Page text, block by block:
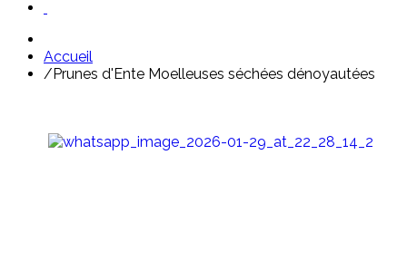
Accueil
/Prunes d'Ente Moelleuses séchées dénoyautées